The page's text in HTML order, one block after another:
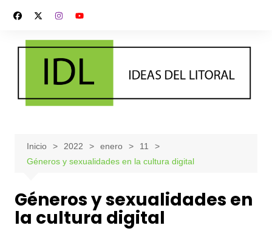
contenido
Inicio 2022 enero
11
Géneros y sexualidades en la cultura digital
Géneros y sexualidades en
la cultura digital